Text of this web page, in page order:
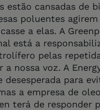
estão cansadas de
poluentes
a elas. A
está a
pelas
a nossa voz. A
desesperada para
a empresa de
terá de responder